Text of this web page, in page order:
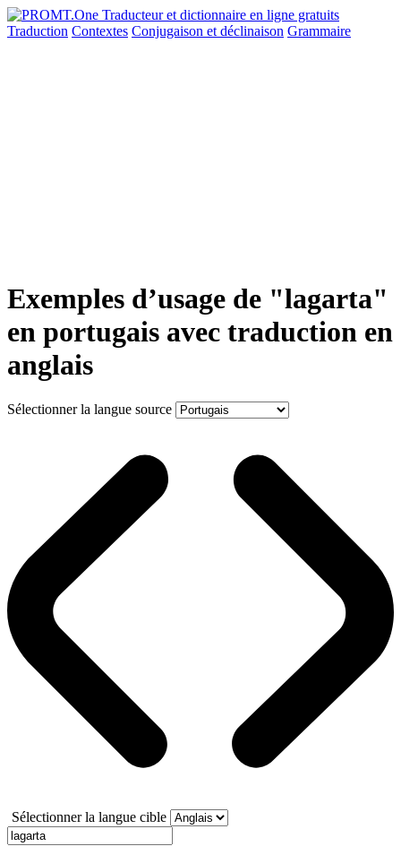
Traduction Contextes Conjugaison et déclinaison Grammaire
Exemples d’usage de "lagarta"
en portugais avec traduction en
anglais
Sélectionner la langue source
Sélectionner la langue cible